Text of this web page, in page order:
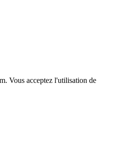
Vous acceptez l'utilisation de